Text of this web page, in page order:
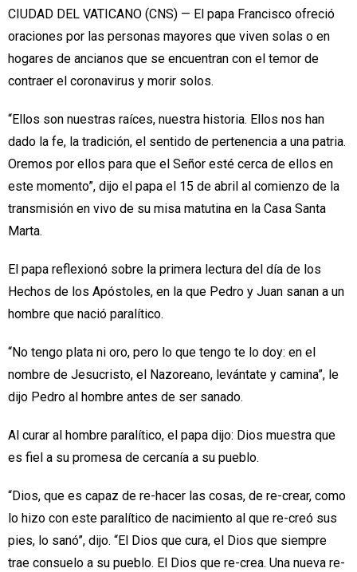
CIUDAD DEL VATICANO (CNS) — El papa Francisco ofreció
oraciones por las personas mayores que viven solas o en
hogares de ancianos que se encuentran con el temor de
contraer el coronavirus y morir solos.
“Ellos son nuestras raíces, nuestra historia. Ellos nos han
dado la fe, la tradición, el sentido de pertenencia a una patria.
Oremos por ellos para que el Señor esté cerca de ellos en
este momento”, dijo el papa el 15 de abril al comienzo de la
transmisión en vivo de su misa matutina en la Casa Santa
Marta.
El papa reflexionó sobre la primera lectura del día de los
Hechos de los Apóstoles, en la que Pedro y Juan sanan a un
hombre que nació paralítico.
“No tengo plata ni oro, pero lo que tengo te lo doy: en el
nombre de Jesucristo, el Nazoreano, levántate y camina”, le
dijo Pedro al hombre antes de ser sanado.
Al curar al hombre paralítico, el papa dijo: Dios muestra que
es fiel a su promesa de cercanía a su pueblo.
“Dios, que es capaz de re-hacer las cosas, de re-crear, como
lo hizo con este paralítico de nacimiento al que re-creó sus
pies, lo sanó”, dijo. “El Dios que cura, el Dios que siempre
trae consuelo a su pueblo. El Dios que re-crea. Una nueva re-